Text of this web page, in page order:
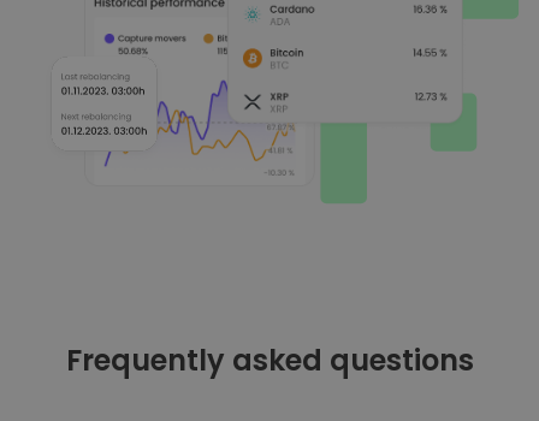
Frequently asked questions